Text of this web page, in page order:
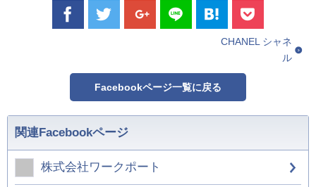
CHANEL シャネ
ル
Facebookページ一覧に戻る
関連Facebookページ
株式会社ワークポート